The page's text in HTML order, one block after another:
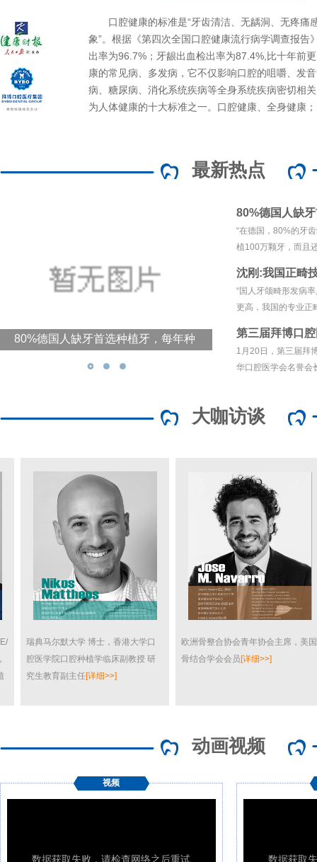
口腔健康的标准是“牙齿清洁、无龋洞、无疼痛
象”。根据《第四次全国口腔健康流行病学调查报告
出率为96.7%；牙龈出血检出率为87.4%,比十年前
康的常见病、多发病，它不仅影响口腔的咀嚼、发
病、糖尿病、消化系统疾病等全身系统疾病密切相
为人体健康的十大标准之一。口腔健康、全身健康
最新热点
80%德国人缺牙首选种植牙，每年种
沈刚:我国正畸技术让国外专家都惊
80%德国人缺
“在德国，80%的牙
植100万颗牙，而且
沈刚:我国正畸
“国人牙颌畸形发病
更高，我国的专业正
第三届拜博口
1月20日，第三届拜
华口腔医学会名誉会
大咖访谈
瑞典马尔默大学 博士，香港大学口
腔医学院口腔种植学临床副教授 研
究生教育副主任[详细>>]
欧洲骨整合协会青年协会主席，美国
骨结合学会会员[详细>>]
动画视频
视频